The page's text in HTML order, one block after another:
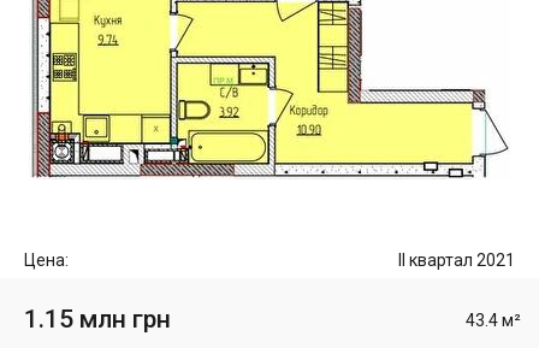
Цена: II квартал 2021
1.15 млн грн 43.4 м²